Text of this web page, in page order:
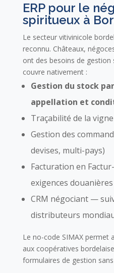
ERP pour le
spiritueux à
Le secteur vitivinicole
reconnu. Châteaux,
ont des besoins de gestion
couvre nativement :
Gestion du stock
appellation et
Traçabilité de la
Gestion des
devises, multi-pays)
Facturation en
exigences douanières
CRM négociant —
distributeurs
Le no-code SIMAX permet
aux coopératives
formulaires de gestion